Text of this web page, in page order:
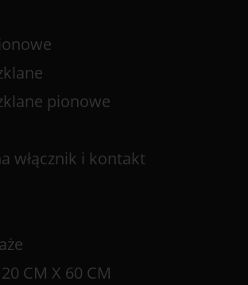
pionowe
włącznik i kontakt
CM X 60 CM